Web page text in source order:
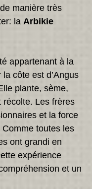
manière très
la Arbikie
appartenant à la
côte est d’Angus
plante, sème,
récolte. Les frères
et la force
toutes les
ont grandi en
expérience
et un